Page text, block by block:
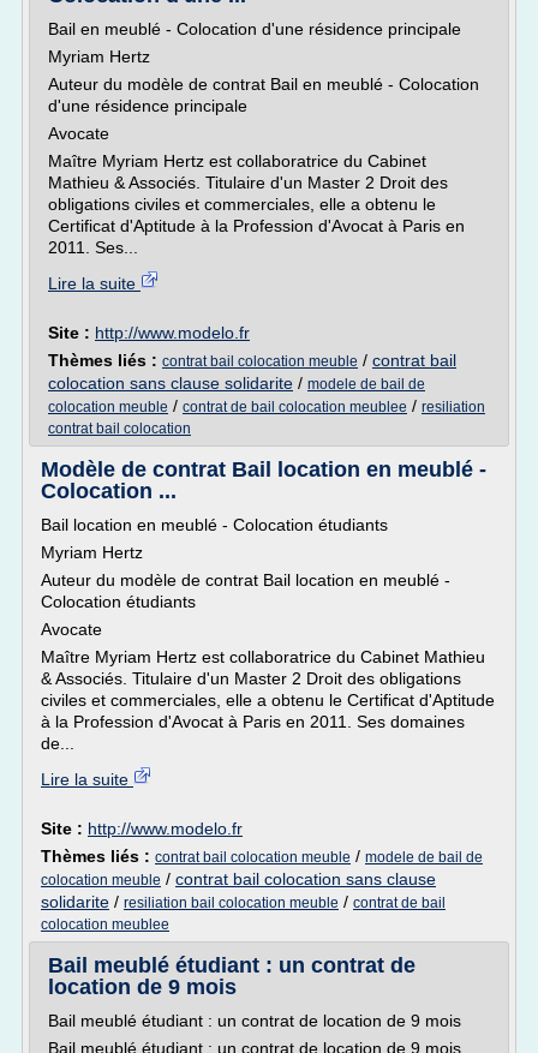
Bail en meublé - Colocation d'une résidence principale
Myriam Hertz
Auteur du modèle de contrat Bail en meublé - Colocation
d'une résidence principale
Avocate
Maître Myriam Hertz est collaboratrice du Cabinet
Mathieu & Associés. Titulaire d'un Master 2 Droit des
obligations civiles et commerciales, elle a obtenu le
Certificat d'Aptitude à la Profession d'Avocat à Paris en
2011. Ses...
Lire la suite
Site : http://www.modelo.fr
Thèmes liés : contrat bail colocation meuble / contrat bail
colocation sans clause solidarite / modele de bail de
colocation meuble / contrat de bail colocation meublee / resiliation
contrat bail colocation
Modèle de contrat Bail location en meublé -
Colocation ...
Bail location en meublé - Colocation étudiants
Myriam Hertz
Auteur du modèle de contrat Bail location en meublé -
Colocation étudiants
Avocate
Maître Myriam Hertz est collaboratrice du Cabinet Mathieu
& Associés. Titulaire d'un Master 2 Droit des obligations
civiles et commerciales, elle a obtenu le Certificat d'Aptitude
à la Profession d'Avocat à Paris en 2011. Ses domaines
de...
Lire la suite
Site : http://www.modelo.fr
Thèmes liés : contrat bail colocation meuble / modele de bail de
colocation meuble / contrat bail colocation sans clause
solidarite / resiliation bail colocation meuble / contrat de bail
colocation meublee
Bail meublé étudiant : un contrat de
location de 9 mois
Bail meublé étudiant : un contrat de location de 9 mois
Bail meublé étudiant : un contrat de location de 9 mois